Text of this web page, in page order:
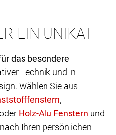
EIN UNIKAT
das besondere
Technik und in
Wählen Sie aus
,
oder
und
Ihren persönlichen